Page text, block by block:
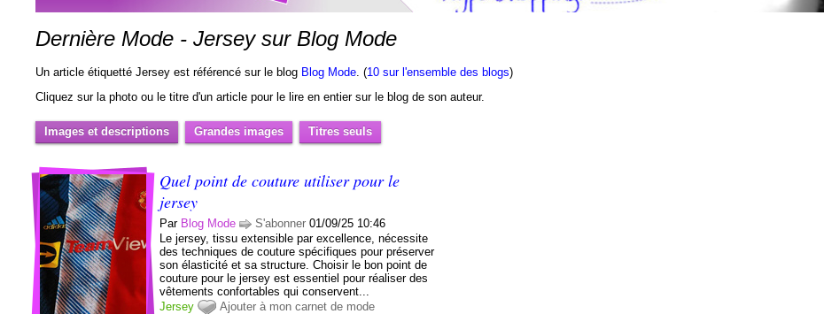
Dernière Mode - Jersey sur Blog Mode
Un article étiquetté Jersey est référencé sur le blog Blog Mode. (10 sur l'ensemble des blogs)
Cliquez sur la photo ou le titre d'un article pour le lire en entier sur le blog de son auteur.
Images et descriptions Grandes images Titres seuls
Quel point de couture utiliser pour le
jersey
Par Blog Mode S'abonner 01/09/25 10:46
Le jersey, tissu extensible par excellence, nécessite
des techniques de couture spécifiques pour préserver
son élasticité et sa structure. Choisir le bon point de
couture pour le jersey est essentiel pour réaliser des
vêtements confortables qui conservent...
Jersey
Ajouter à mon carnet de mode